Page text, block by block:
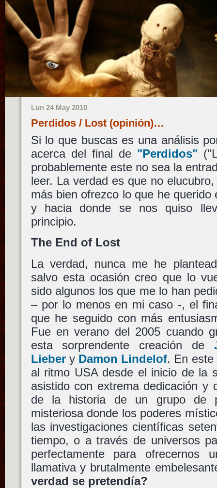
Lun 24 May 2010
Perdidos / Lost (opinión)…
Si lo que buscas es una análisis
acerca del final de "Perdidos"
probablemente este no sea la
leer. La verdad es que no
más bien ofrezco lo que he querido
y hacia donde se nos quiso
principio.
The End of Lost
La verdad, nunca me he
salvo esta ocasión creo que lo
sido algunos los que me lo han
– por lo menos en mi caso -, el
que he seguido con más
Fue en verano del 2005 cuando
esta sorprendente creación de
Liebery Damon Lindelof. En
al ritmo USA desde el inicio de la
asistido con extrema dedicación y
de la historia de un grupo de
misteriosa donde los poderes
las investigaciones científicas
tiempo, o a través de universos
perfectamente para ofrecernos
llamativa y brutalmente
verdad se pretendía?